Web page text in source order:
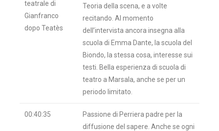
teatrale di
Gianfranco
dopo Teatès
Teoria della scena, e a volte
recitando. Al momento
dell’intervista ancora insegna alla
scuola di Emma Dante, la scuola del
Biondo, la stessa cosa, interesse sui
testi. Bella esperienza di scuola di
teatro a Marsala, anche se per un
periodo limitato.
00:40:35
Passione di Perriera padre per la
diffusione del sapere. Anche se ogni